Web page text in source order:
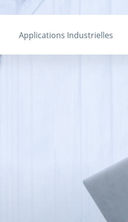
Applications Industrielles